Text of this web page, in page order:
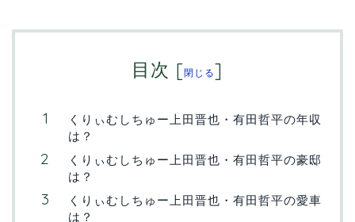
目次 [閉じる]
くりぃむしちゅー上田晋也・有田哲平の年収
は？
くりぃむしちゅー上田晋也・有田哲平の豪邸
は？
くりぃむしちゅー上田晋也・有田哲平の愛車
は？